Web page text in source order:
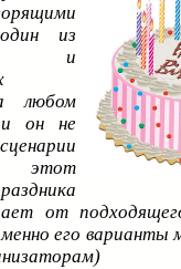
из
и
любом
он не
этот
от
его варианты